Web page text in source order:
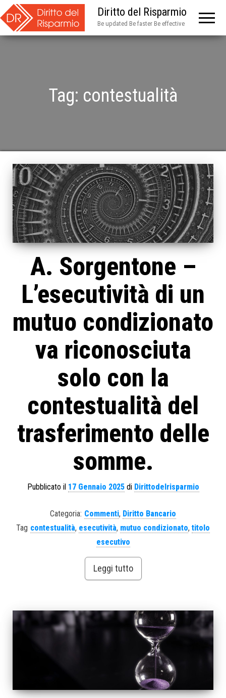
Diritto del Risparmio
Be updated Be faster Be effective
Tag: contestualità
A. Sorgentone –
L’esecutività di un
mutuo condizionato
va riconosciuta
solo con la
contestualità del
trasferimento delle
somme.
Pubblicato il 17 Gennaio 2025di Dirittodelrisparmio
Categoria: Commenti, Diritto Bancario
Tag contestualità, esecutività, mutuo condizionato, titolo
esecutivo
Leggi tutto